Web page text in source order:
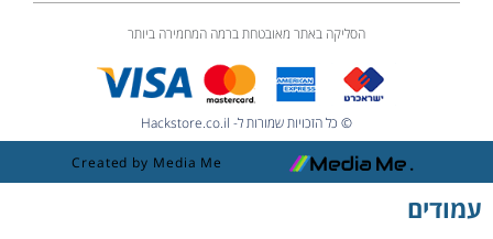
הסליקה באתר מאובטחת ברמה המחמירה ביותר
© כל הזכויות שמורות ל- Hackstore.co.il
Created by Media Me
עמודים